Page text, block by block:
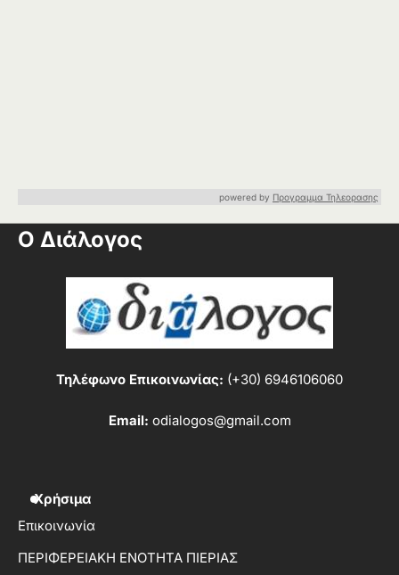
powered by Προγραμμα Τηλεορασης
Ο Διάλογος
Τηλέφωνο Επικοινωνίας: (+30) 6946106060
Email: odialogos@gmail.com
Χρήσιμα
Επικοινωνία
ΠΕΡΙΦΕΡΕΙΑΚΗ ΕΝΟΤΗΤΑ ΠΙΕΡΙΑΣ